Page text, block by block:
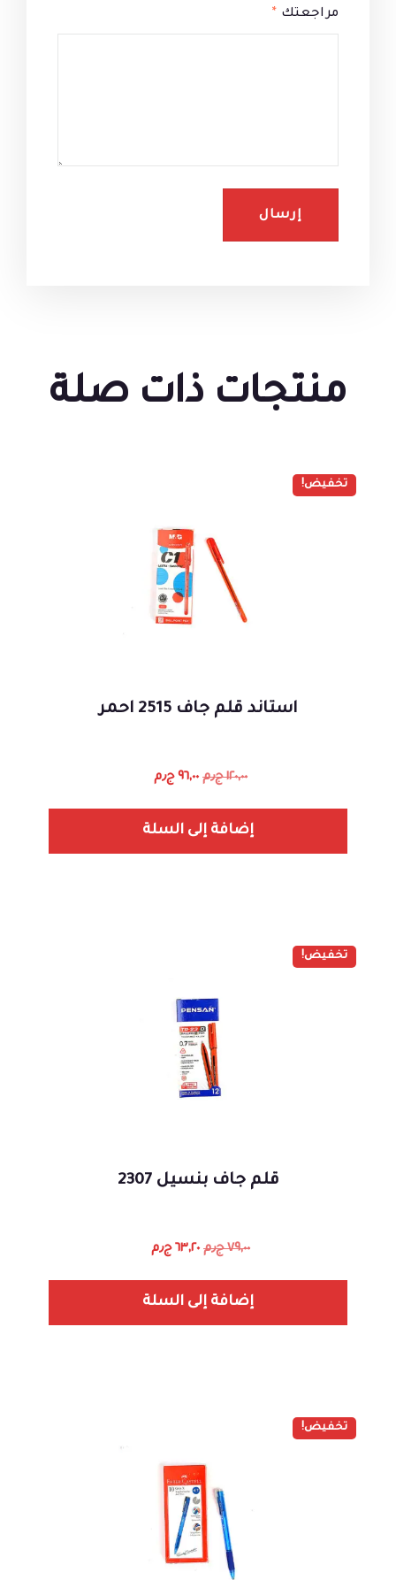
مراجعتك *
منتجات ذات صلة
تخفيض!
استاند قلم جاف 2515 احمر
١٢٠,٠٠ ج٫م ٩٦,٠٠ ج٫م
إضافة إلى السلة
تخفيض!
قلم جاف بنسيل 2307
٧٩,٠٠ ج٫م ٦٣,٢٠ ج٫م
إضافة إلى السلة
تخفيض!